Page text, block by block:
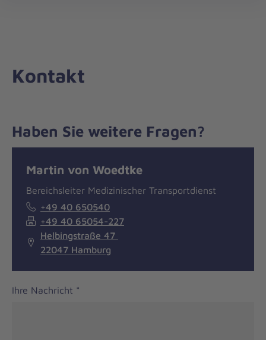
zum
Kontakt
Haben Sie weitere Fragen?
Martin von Woedtke
Bereichsleiter Medizinischer Transportdienst
+49 40 650540
+49 40 65054-227
Helbingstraße 47
22047 Hamburg
Ihre Nachricht *